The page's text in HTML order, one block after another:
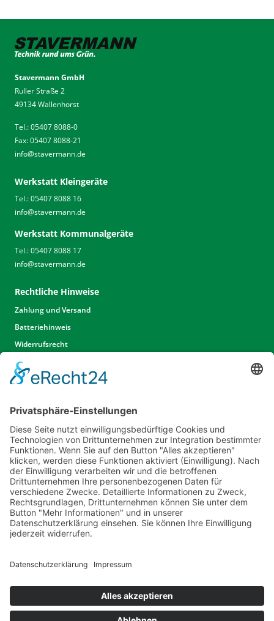
Stavermann GmbH
Ruller Straße 2
49134 Wallenhorst
Tel.: 05407 8088-0
Fax: 05407 8088-21
info@stavermann.de
Werkstatt Kleingeräte
Tel.: 05407 8088 16
info@stavermann.de
Werkstatt Kommunalgeräte
Tel.: 05407 8088 17
info@stavermann.de
Rechtliche Hinweise
Zahlung und Versand
Batteriehinweis
Widerrufsrecht
Widerrufsrecht Dienstleistungen
AGB
Unsere Website
Unser Angebot
Service
Standorte
Karriere
Events & Termine
Kontakt
Kommunal- & Profitechnik
Cookie